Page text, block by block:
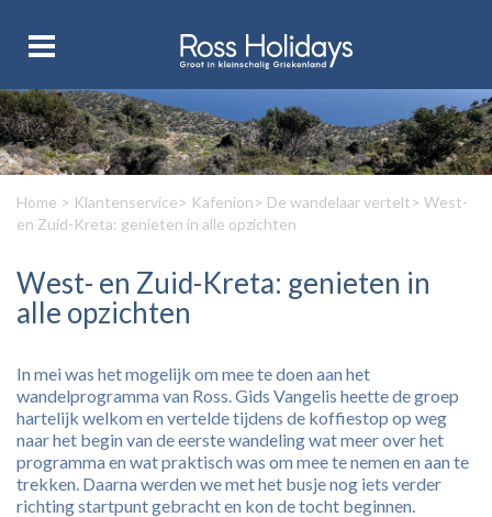
Home > Klantenservice> Kafenion> De wandelaar vertelt> West-
en Zuid-Kreta: genieten in alle opzichten
West- en Zuid-Kreta: genieten in
alle opzichten
In mei was het mogelijk om mee te doen aan het
wandelprogramma van Ross. Gids Vangelis heette de groep
hartelijk welkom en vertelde tijdens de koffiestop op weg
naar het begin van de eerste wandeling wat meer over het
programma en wat praktisch was om mee te nemen en aan te
trekken. Daarna werden we met het busje nog iets verder
richting startpunt gebracht en kon de tocht beginnen.